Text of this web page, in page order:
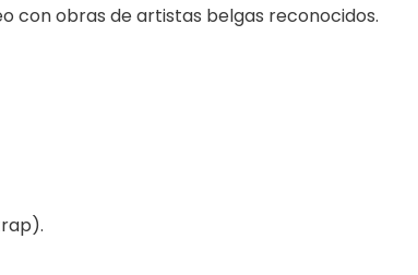
con obras de artistas belgas reconocidos.